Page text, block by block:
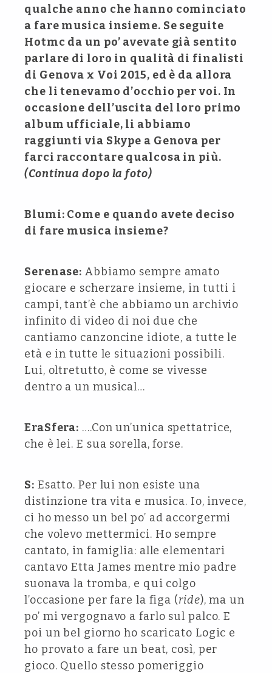
qualche anno che hanno cominciato
a fare musica insieme. Se seguite
Hotmc da un po’ avevate già sentito
parlare di loro in qualità di finalisti
di Genova x Voi 2015, ed è da allora
che li tenevamo d’occhio per voi. In
occasione dell’uscita del loro primo
album ufficiale, li abbiamo
raggiunti via Skype a Genova per
farci raccontare qualcosa in più.
(Continua dopo la foto)
Blumi: Come e quando avete deciso
di fare musica insieme?
Serenase: Abbiamo sempre amato
giocare e scherzare insieme, in tutti i
campi, tant’è che abbiamo un archivio
infinito di video di noi due che
cantiamo canzoncine idiote, a tutte le
età e in tutte le situazioni possibili.
Lui, oltretutto, è come se vivesse
dentro a un musical…
EraSfera: ….Con un’unica spettatrice,
che è lei. E sua sorella, forse.
S: Esatto. Per lui non esiste una
distinzione tra vita e musica. Io, invece,
ci ho messo un bel po’ ad accorgermi
che volevo mettermici. Ho sempre
cantato, in famiglia: alle elementari
cantavo Etta James mentre mio padre
suonava la tromba, e qui colgo
l’occasione per fare la figa (ride), ma un
po’ mi vergognavo a farlo sul palco. E
poi un bel giorno ho scaricato Logic e
ho provato a fare un beat, così, per
gioco. Quello stesso pomeriggio